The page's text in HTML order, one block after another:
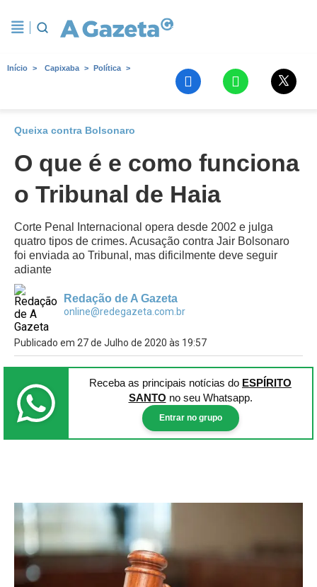
Início Capixaba Política
Queixa contra Bolsonaro
O que é e como funciona
o Tribunal de Haia
Corte Penal Internacional opera desde 2002 e julga
quatro tipos de crimes. Acusação contra Jair Bolsonaro
foi enviada ao Tribunal, mas dificilmente deve seguir
adiante
Redação de A Gazeta
online@redegazeta.com.br
Publicado em 27 de Julho de 2020 às 19:57
Receba as principais notícias do ESPÍRITO
SANTO no seu Whatsapp.
Entrar no grupo